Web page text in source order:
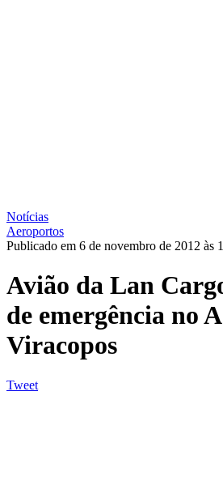
Notícias
Aeroportos
Publicado em 6 de novembro de 2012 às
Avião da Lan
de emergência no
Viracopos
Tweet